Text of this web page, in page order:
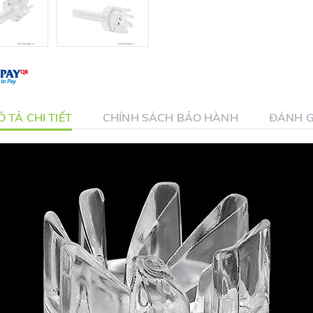
TẢ CHI TIẾT CHÍNH SÁCH BẢO HÀNH ĐÁNH